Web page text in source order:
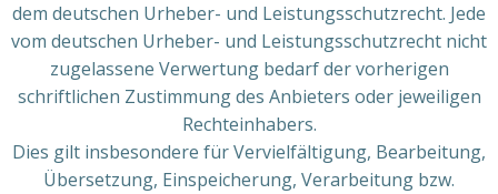
dem deutschen Urheber- und Leistungsschutzrecht. Jede
vom deutschen Urheber- und Leistungsschutzrecht nicht
zugelassene Verwertung bedarf der vorherigen
schriftlichen Zustimmung des Anbieters oder jeweiligen
Rechteinhabers.
Dies gilt insbesondere für Vervielfältigung, Bearbeitung,
Übersetzung, Einspeicherung, Verarbeitung bzw.